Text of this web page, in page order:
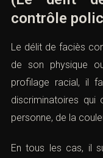
contrôle
Le délit de faciès
de son physique
profilage racial, il
discriminatoires
personne, de la
En tous les cas, il